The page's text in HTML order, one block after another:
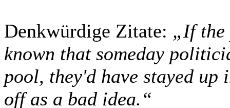
Denkwürdige Zitate: „If the
known that someday
pool, they'd have stayed
off as a bad idea.“